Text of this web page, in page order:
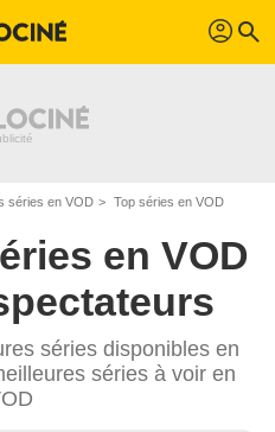
profil search
séries en VOD Top séries en VOD
en VOD
séries disponibles en
séries à voir en